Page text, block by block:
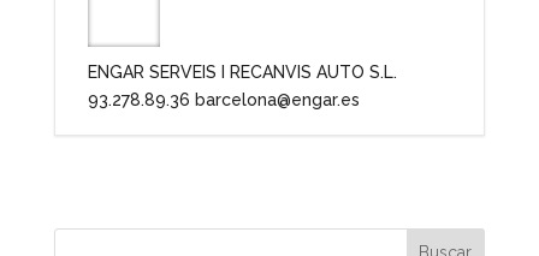
ENGAR SERVEIS I RECANVIS AUTO S.L.
93.278.89.36 barcelona@engar.es